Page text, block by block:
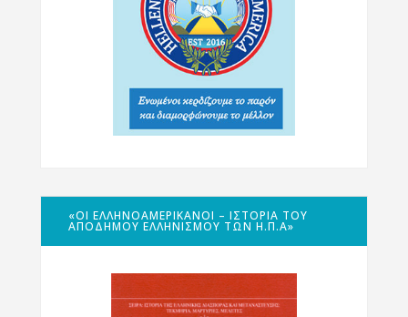
«ΟΙ ΕΛΛΗΝΟΑΜΕΡΙΚΑΝΟΊ – ΙΣΤΟΡΊΑ ΤΟΥ
ΑΠΌΔΗΜΟΥ ΕΛΛΗΝΙΣΜΟΎ ΤΩΝ Η.Π.Α»